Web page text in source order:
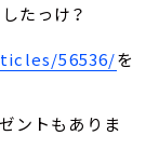
たっけ？
56536/を
ントもありま